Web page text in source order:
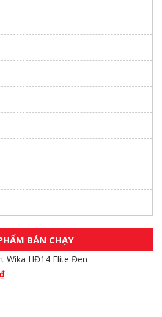
BÁN CHẠY
Wika HĐ14 Elite Đen
₫